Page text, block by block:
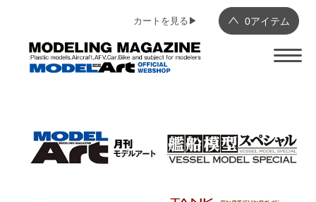
0アイテム
カートを見る▶︎